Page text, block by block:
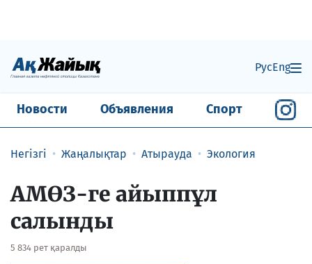
РусEng
Новости Объявления Спорт
Негізгі Жаңалықтар Атырауда Экология
АМӨЗ-ге айыппұл
салынды
5 834 рет қаралды